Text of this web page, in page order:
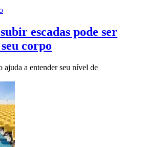
escadas pode ser
corpo
ajuda a entender seu nível de